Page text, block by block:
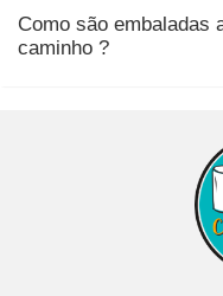
Como são embaladas
caminho ?